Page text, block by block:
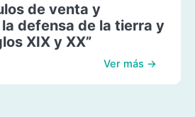
de venta y
defensa de la tierra y
XIX y XX”
Ver más →